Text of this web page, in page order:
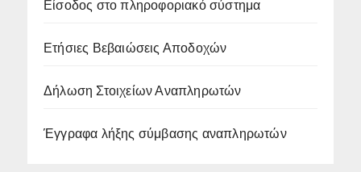
Είσοδος στο πληροφοριακό σύστημα
Ετήσιες Βεβαιώσεις Αποδοχών
Δήλωση Στοιχείων Αναπληρωτών
Έγγραφα λήξης σύμβασης αναπληρωτών